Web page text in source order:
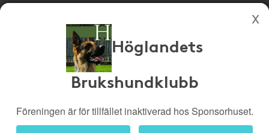
Köp genom denna sida stöttar Höglandets Brukshundklubb
Butiker
Bli medlem
Logga in
Höglandets
Brukshundklubb
Föreningen är för tillfället inaktiverad hos Sponsorhuset.